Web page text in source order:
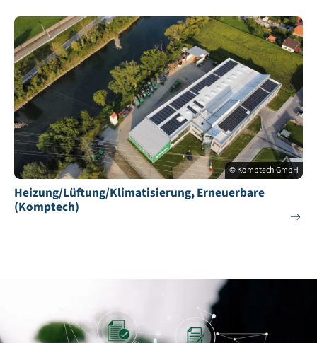
© Komptech GmbH
Heizung/Lüftung/Klimatisierung, Erneuerbare
(Komptech)